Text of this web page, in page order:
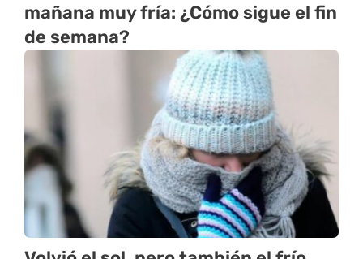
mañana muy fría: ¿Cómo sigue el fin
de semana?